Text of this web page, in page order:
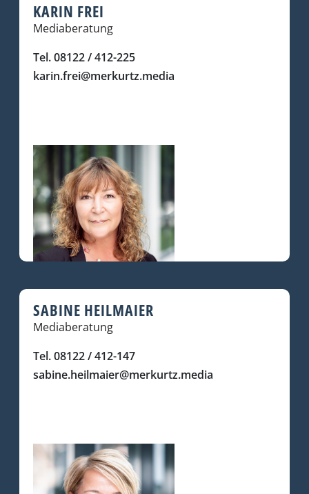
KARIN FREI
Mediaberatung
Tel. 08122 / 412-225
karin.frei@merkurtz.media
SABINE HEILMAIER
Mediaberatung
Tel. 08122 / 412-147
sabine.heilmaier@merkurtz.media